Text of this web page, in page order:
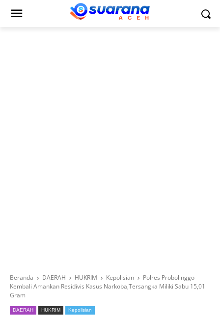
Beranda DAERAH HUKRIM Kepolisian
Polres Probolinggo
Kembali Amankan Residivis Kasus Narkoba,Tersangka Miliki Sabu 15,01
Gram
DAERAH HUKRIM Kepolisian